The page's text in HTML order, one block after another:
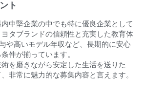
ト
中堅企業の中でも特に優良企業として
タブランドの信頼性と充実した教育体
や高いモデル年収など、長期的に安心
件が揃っています。
術を磨きながら安定した生活を送りた
非常に魅力的な募集内容と言えます。